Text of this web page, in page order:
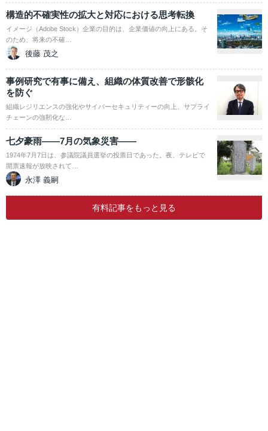
構造的不確実性の拡大と対応における思考転換
イメージ（Adobe Stock）企業の目的は、企業価値の向上にある。そ
のため、将来の不確…
後藤 茂之
事例研究で有事に備え、組織の体質改善で形骸化
を防ぐ
組織レジリエンスの強化やサイバーセキュリティーの向上、サプライ
チェーンの強靭化な…
七夕豪雨――7月の気象災害――
1974年7月7日は、参議院議員選挙の投票日であった。夜、テレビで
開票速報が放映されて…
永澤 義嗣
有料記事をもっと見る